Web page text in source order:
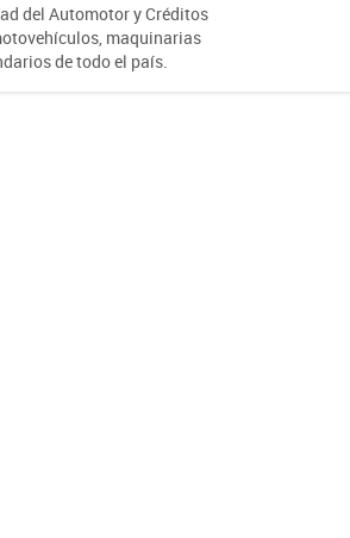
del Automotor y Créditos
maquinarias
de todo el país.